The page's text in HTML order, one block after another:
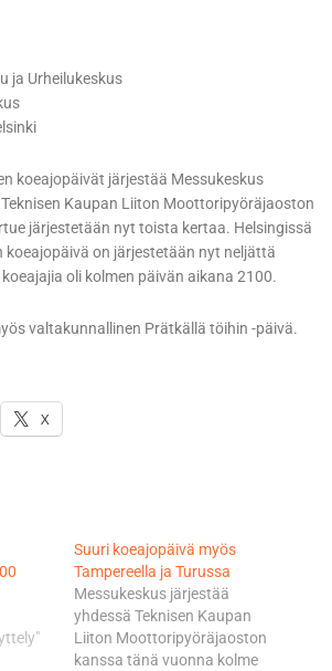
ja Urheilukeskus
koeajopäivät järjestää Messukeskus
Kaupan Liiton Moottoripyöräjaoston
järjestetään nyt toista kertaa. Helsingissä
koeajopäivä on järjestetään nyt neljättä
oli kolmen päivän aikana 2100.
valtakunnallinen Prätkällä töihin -päivä.
X
Suuri koeajopäivä myös
Tampereella ja Turussa
Messukeskus järjestää
yhdessä Teknisen Kaupan
Liiton Moottoripyöräjaoston
kanssa tänä vuonna kolme